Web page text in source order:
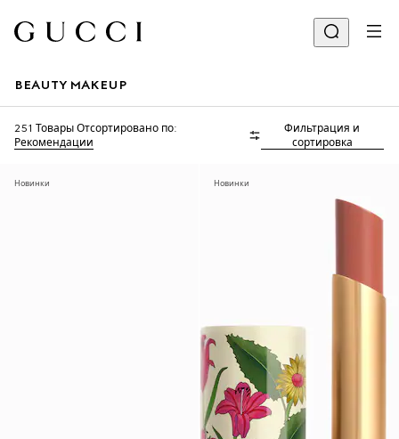
BEAUTY MAKEUP
251 Товары Отсортировано по:
Рекомендации
Фильтрация и
сортировка
Новинки Новинки